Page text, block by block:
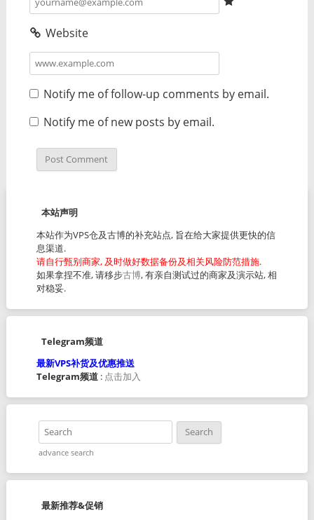
Website
Notify me of follow-up comments by email.
Notify me of new posts by email.
本站声明
本站作为VPS仓及古博的补充站点, 旨在给大家提供更快的信
息渠道.
请自行甄别商家, 及时做好数据备份及相关风险防范措施.
如果拿捏不准, 请移步古博, 有亲自测试过的商家及演示站, 相
对稳妥.
Telegram频道
最新VPS补货及优惠推送
Telegram频道: 点击加入
advance search
最新推荐&促销